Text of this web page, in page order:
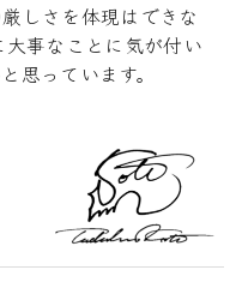
しさを体現はできな
事なことに気が付い
思っています。